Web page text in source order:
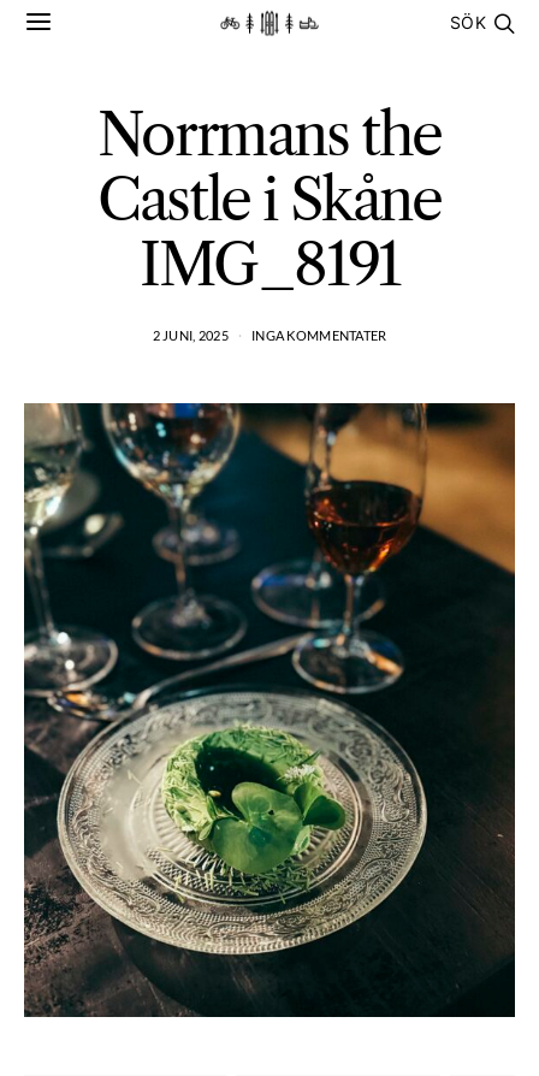
SÖK
Norrmans the
Castle i Skåne
IMG_8191
2 JUNI, 2025 INGA KOMMENTATER